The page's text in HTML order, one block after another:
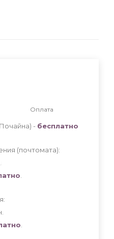
Оплата
- бесплатно
(почтомата):